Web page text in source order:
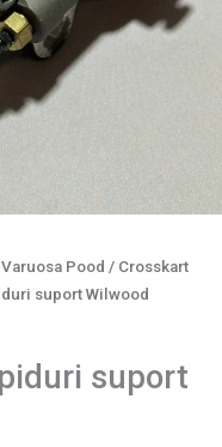
Varuosa Pood / Crosskart
suport Wilwood
suport